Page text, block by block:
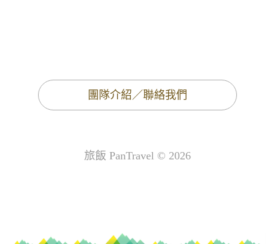
團隊介紹／聯絡我們
旅飯 PanTravel © 2026